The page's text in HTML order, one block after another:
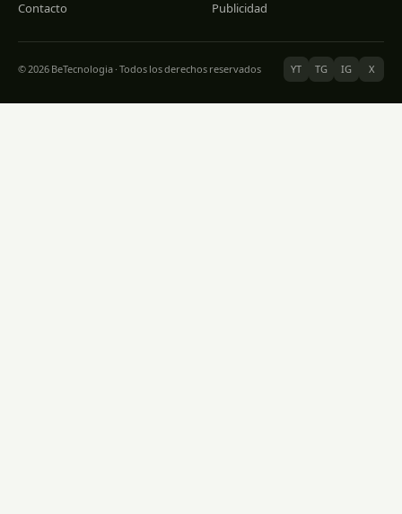
Contacto
Publicidad
© 2026 BeTecnologia · Todos los derechos reservados YT TG IG X